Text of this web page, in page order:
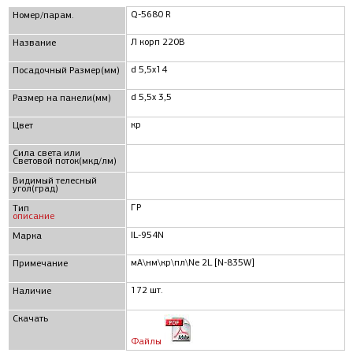
Номер/парам.
Название
Посадочный Размер(мм)
Размер на панели(мм)
Цвет
Сила света или
Световой поток(мкд/лм)
Видимый телесный
угол(град)
Тип
описание
Марка
Примечание
Наличие
Скачать
Q-5680 R
Л корп 220В
d 5,5x14
d 5,5x 3,5
кр
ГР
IL-954N
мА\нм\кр\пл\Ne 2L [N-835W]
172 шт.
Файлы